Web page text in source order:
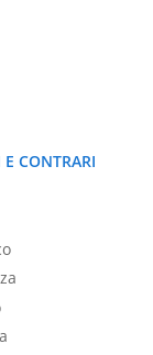
CONTRARI